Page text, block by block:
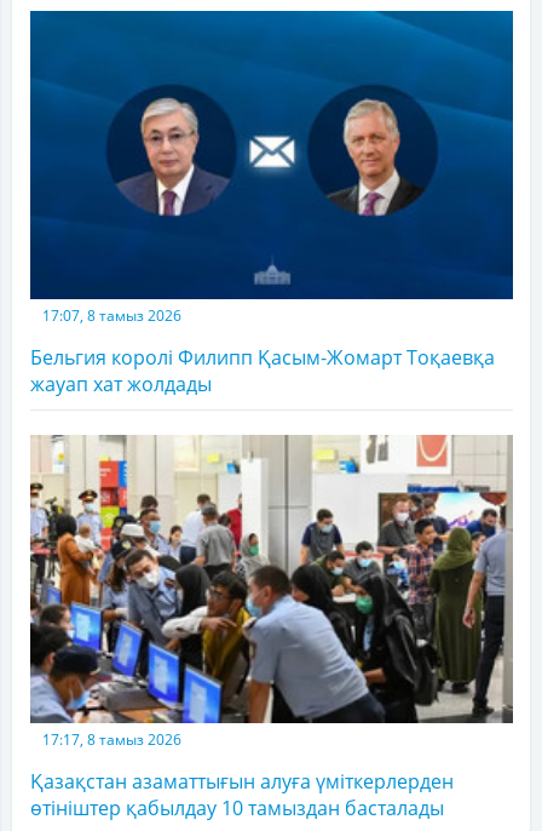
17:07, 8 тамыз 2026
Бельгия королі Филипп Қасым-Жомарт Тоқаевқа
жауап хат жолдады
17:17, 8 тамыз 2026
Қазақстан азаматтығын алуға үміткерлерден
өтініштер қабылдау 10 тамыздан басталады